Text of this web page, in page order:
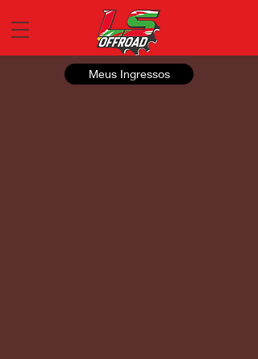
Meus Ingressos